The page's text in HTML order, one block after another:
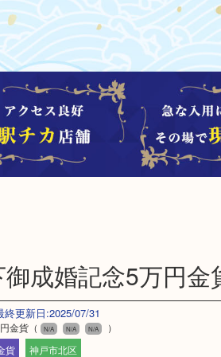
成婚記念5万円金
更新日:2025/07/31
金貨（ N/A N/A N/A
）
貨 神戸市北区